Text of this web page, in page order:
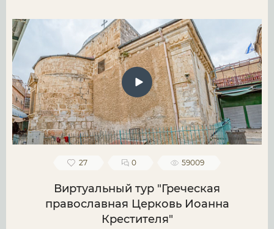
27 0 59009
Виртуальный тур "Греческая
православная Церковь Иоанна
Крестителя"